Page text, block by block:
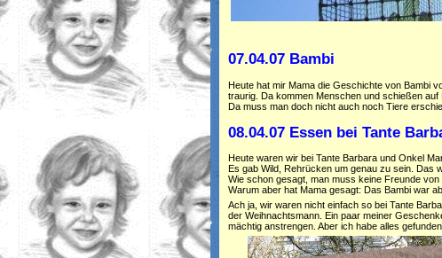
07.04.07 Bambi
Heute hat mir Mama die Geschichte von Bambi
traurig. Da kommen Menschen und schießen
Da muss man doch nicht auch noch Tiere
08.04.07 Essen bei Tante
Heute waren wir bei Tante Barbara und Onkel
Es gab Wild, Rehrücken um genau zu sein. Das
Wie schon gesagt, man muss keine Freunde
Warum aber hat Mama gesagt: Das Bambi war
Ach ja, wir waren nicht einfach so bei Tante
der Weihnachtsmann. Ein paar meiner
mächtig anstrengen. Aber ich habe alles gefunden.